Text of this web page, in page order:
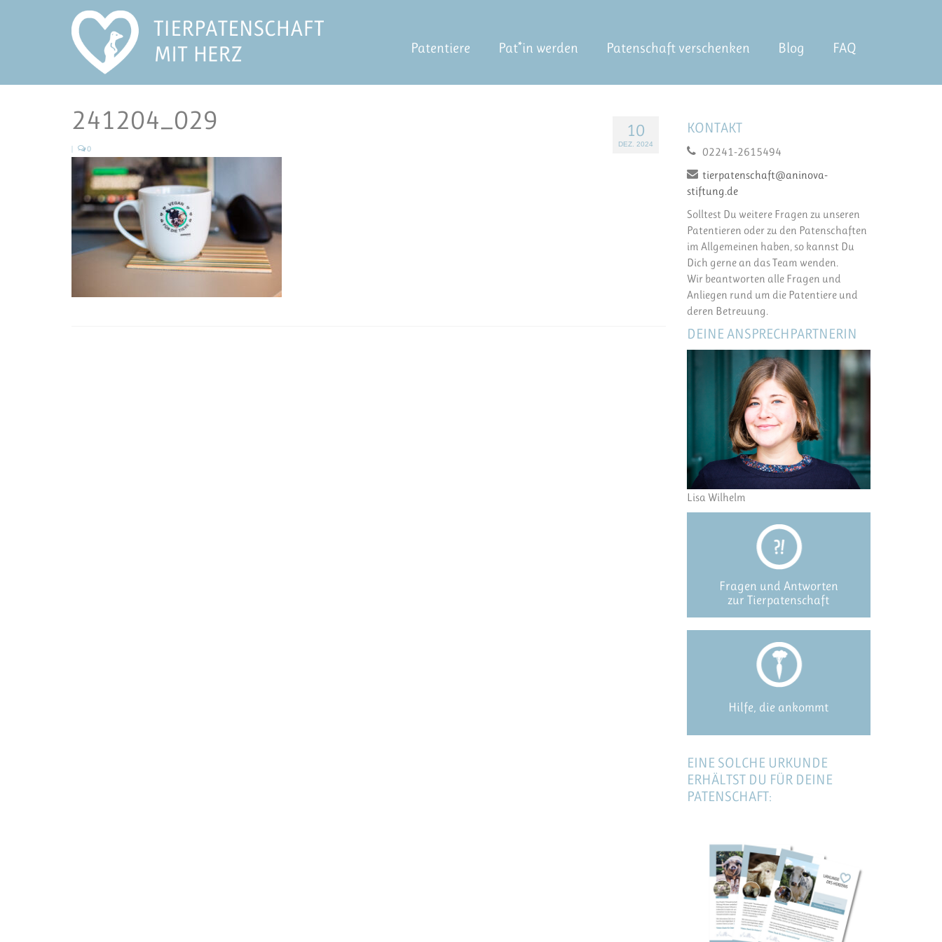
Patentiere Pat*in werden Patenschaft verschenken Blog FAQ
10
DEZ. 2024
241204_029
0
KONTAKT
02241-2615494
tierpatenschaft@aninova-
stiftung.de
Solltest Du weitere Fragen zu unseren
Patentieren oder zu den Patenschaften
im Allgemeinen haben, so kannst Du
Dich gerne an das Team wenden.
Wir beantworten alle Fragen und
Anliegen rund um die Patentiere und
deren Betreuung.
DEINE ANSPRECHPARTNERIN
Lisa Wilhelm
Fragen und Antworten
zur Tierpatenschaft
Hilfe, die ankommt
EINE SOLCHE URKUNDE
ERHÄLTST DU FÜR DEINE
PATENSCHAFT: